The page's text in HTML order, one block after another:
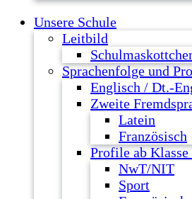
Unsere Schule
Leitbild
Sprachenfolge und
Englisch / Dt.-
Zweite
Latein
Französisch
Profile ab Klasse
NwT/NIT
Sport